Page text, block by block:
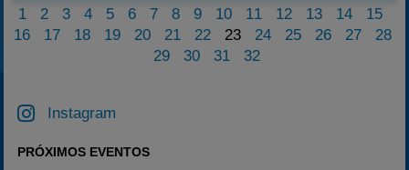
1 2 3 4 5 6 7 8 9 10 11 12 13 14
15
16
17 18 19 20 21 22 23 24 25 26 27
28
29
30 31 32
Instagram
PRÓXIMOS EVENTOS